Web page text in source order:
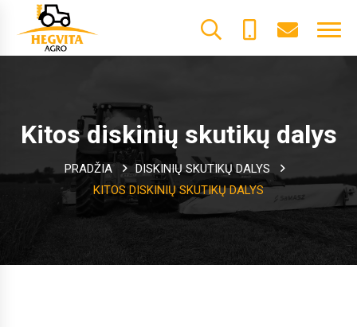
+370
Kitos diskinių skutikų dalys
PRADŽIA
DISKINIŲ SKUTIKŲ DALYS
KITOS DISKINIŲ SKUTIKŲ DALYS